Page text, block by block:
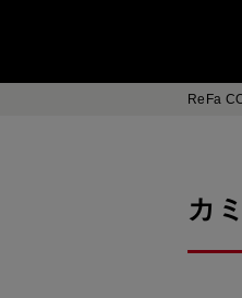
ReFa
カ